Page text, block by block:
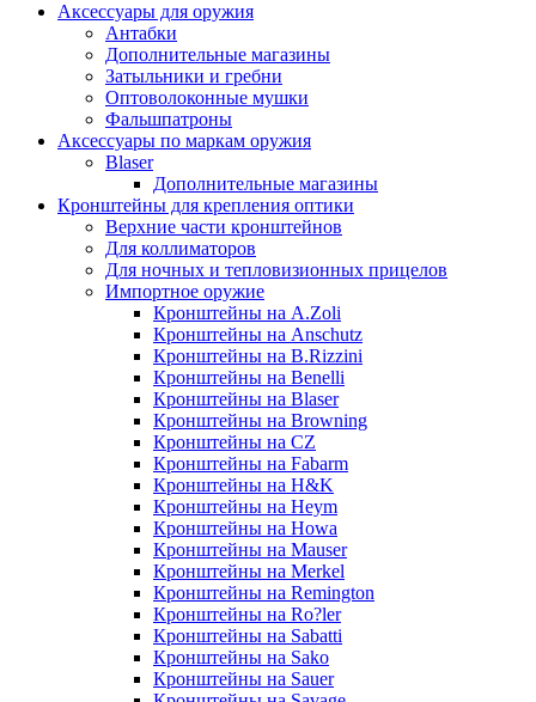
Аксессуары для оружия
Антабки
Дополнительные магазины
Затыльники и гребни
Оптоволоконные мушки
Фальшпатроны
Аксессуары по маркам оружия
Blaser
Дополнительные магазины
Кронштейны для крепления оптики
Верхние части кронштейнов
Для коллиматоров
Для ночных и тепловизионных прицелов
Импортное оружие
Кронштейны на A.Zoli
Кронштейны на Anschutz
Кронштейны на B.Rizzini
Кронштейны на Benelli
Кронштейны на Blaser
Кронштейны на Browning
Кронштейны на CZ
Кронштейны на Fabarm
Кронштейны на H&K
Кронштейны на Heym
Кронштейны на Howa
Кронштейны на Mauser
Кронштейны на Merkel
Кронштейны на Remington
Кронштейны на Ro?ler
Кронштейны на Sabatti
Кронштейны на Sako
Кронштейны на Sauer